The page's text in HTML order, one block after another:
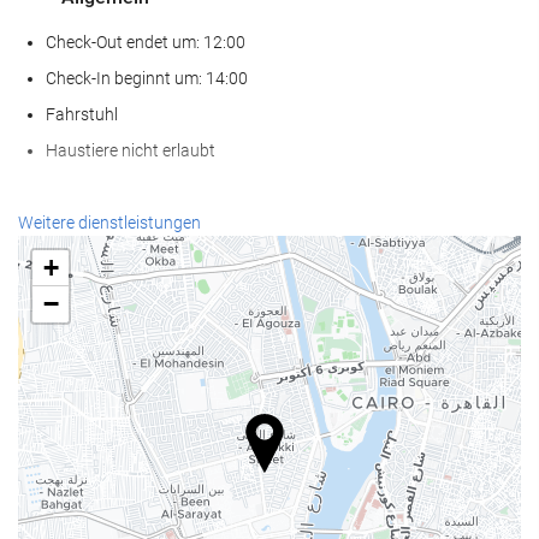
Check-Out endet um: 12:00
Check-In beginnt um: 14:00
Fahrstuhl
Haustiere nicht erlaubt
Wellness
Spa
Dampfbad/Türkisches Bad
Sauna
Fitnessraum
Empfangsdienste
24-Stunden-Rezeption
Gepäckaufbewahrung
Weitere dienstleistungen
+
−